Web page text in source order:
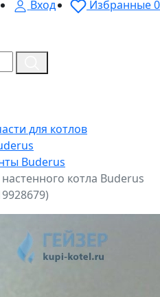
Вход Избранные0
для котлов
Buderus
котла Buderus